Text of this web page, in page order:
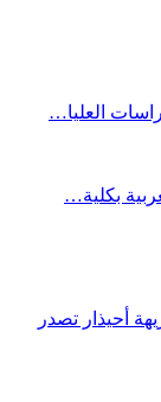
العليا…
بكلية…
أحيذار تصدر